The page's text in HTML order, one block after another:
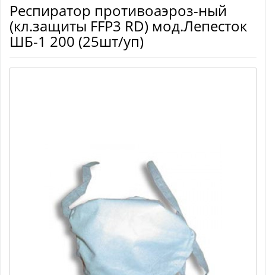
Респиратор противоаэроз-ный
(кл.защиты FFP3 RD) мод.Лепесток
ШБ-1 200 (25шт/уп)